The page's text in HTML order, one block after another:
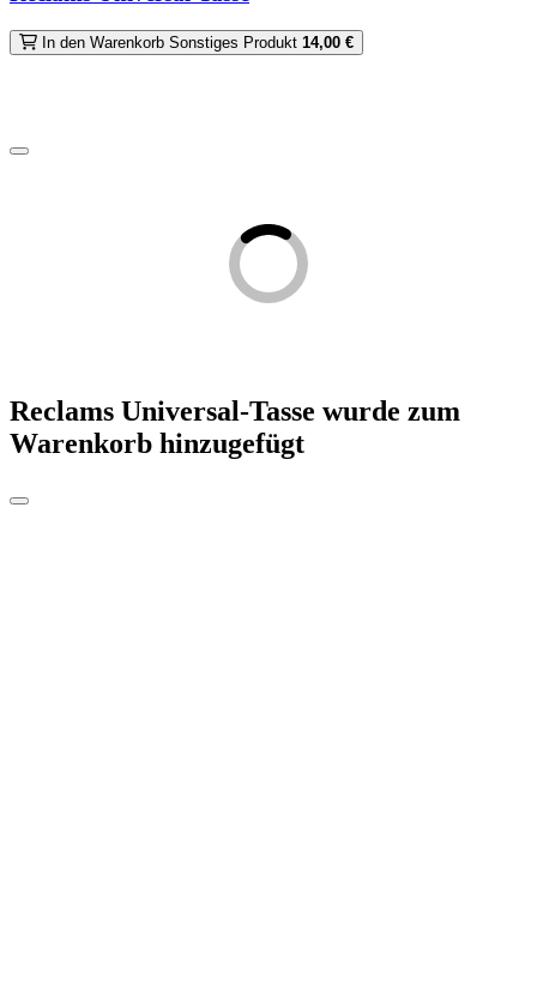
In den Warenkorb Sonstiges Produkt 14,00 €
Reclams Universal-Tasse wurde zum
Warenkorb hinzugefügt